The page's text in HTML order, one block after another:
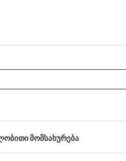
მომსახურება